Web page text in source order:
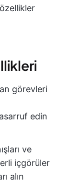
görevleri
edin
ve
içgörüler
alın